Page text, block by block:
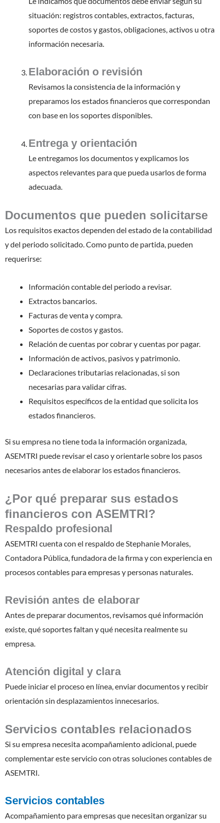
situación: registros contables, extractos, facturas,
soportes de costos y gastos, obligaciones, activos u otra
información necesaria.
Elaboración o revisión
Revisamos la consistencia de la información y
preparamos los estados financieros que correspondan
con base en los soportes disponibles.
Entrega y orientación
Le entregamos los documentos y explicamos los
aspectos relevantes para que pueda usarlos de forma
adecuada.
Documentos que pueden solicitarse
Los requisitos exactos dependen del estado de la contabilidad
y del periodo solicitado. Como punto de partida, pueden
requerirse:
Información contable del periodo a revisar.
Extractos bancarios.
Facturas de venta y compra.
Soportes de costos y gastos.
Relación de cuentas por cobrar y cuentas por pagar.
Información de activos, pasivos y patrimonio.
Declaraciones tributarias relacionadas, si son
necesarias para validar cifras.
Requisitos específicos de la entidad que solicita los
estados financieros.
Si su empresa no tiene toda la información organizada,
ASEMTRI puede revisar el caso y orientarle sobre los pasos
necesarios antes de elaborar los estados financieros.
¿Por qué preparar sus estados
financieros con ASEMTRI?
Respaldo profesional
ASEMTRI cuenta con el respaldo de Stephanie Morales,
Contadora Pública, fundadora de la firma y con experiencia en
procesos contables para empresas y personas naturales.
Revisión antes de elaborar
Antes de preparar documentos, revisamos qué información
existe, qué soportes faltan y qué necesita realmente su
empresa.
Atención digital y clara
Puede iniciar el proceso en línea, enviar documentos y recibir
orientación sin desplazamientos innecesarios.
Servicios contables relacionados
Si su empresa necesita acompañamiento adicional, puede
complementar este servicio con otras soluciones contables de
ASEMTRI.
Servicios contables
Acompañamiento para empresas que necesitan organizar su